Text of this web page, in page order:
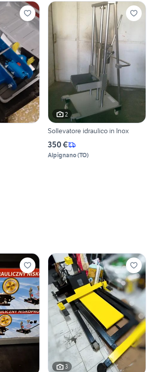
2
Sollevatore idraulico in Inox
350 €
Alpignano(TO)
3